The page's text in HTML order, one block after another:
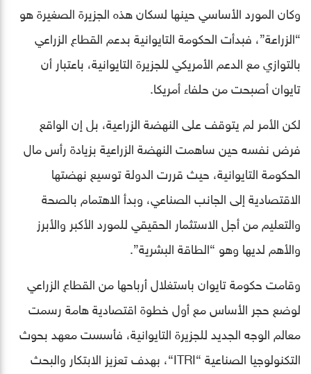
وكان المورد الأساسي حينها لسكان هذه الجزيرة الصغيرة هو
“الزراعة”، فبدأت الحكومة التايوانية بدعم القطاع الزراعي
بالتوازي مع الدعم الأمريكي للجزيرة التايوانية، باعتبار أن
تايوان أصبحت من حلفاء أمريكا.
لكن الأمر لم يتوقف على النهضة الزراعية، بل إن الواقع
فرض نفسه حين ساهمت النهضة الزراعية بزيادة رأس مال
الحكومة التايوانية، حيث قررت الدولة توسيع نهضتها
الاقتصادية إلى الجانب الصناعي، وبدأ الاهتمام بالصحة
والتعليم من أجل الاستثمار الحقيقي للمورد الأكبر والأبرز
والأهم لديها وهو “الطاقة البشرية”.
وقامت حكومة تايوان باستغلال أرباحها من القطاع الزراعي
لوضع حجر الأساس مع أول خطوة اقتصادية هامة رسمت
معالم الوجه الجديد للجزيرة التايوانية، فأسست معهد بحوث
التكنولوجيا الصناعية “ITRI“، بهدف تعزيز الابتكار والبحث